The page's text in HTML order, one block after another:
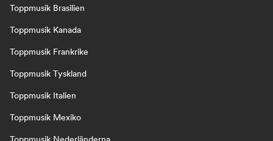
Toppmusik Brasilien
Toppmusik Kanada
Toppmusik Frankrike
Toppmusik Tyskland
Toppmusik Italien
Toppmusik Mexiko